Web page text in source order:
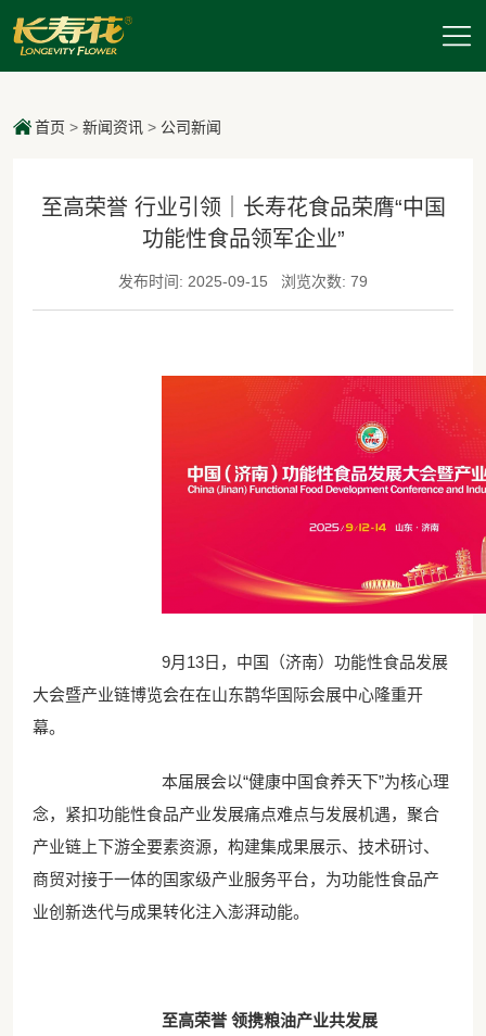
首页 > 新闻资讯> 公司新闻
至高荣誉 行业引领｜长寿花食品荣膺“中国
功能性食品领军企业”
发布时间: 2025-09-15 浏览次数: 79
9月13日，中国（济南）功能性食品发展
大会暨产业链博览会在在山东鹊华国际会展中心隆重开
幕。
本届展会以“健康中国食养天下”为核心理
念，紧扣功能性食品产业发展痛点难点与发展机遇，聚合
产业链上下游全要素资源，构建集成果展示、技术研讨、
商贸对接于一体的国家级产业服务平台，为功能性食品产
业创新迭代与成果转化注入澎湃动能。
至高荣誉 领携粮油产业共发展